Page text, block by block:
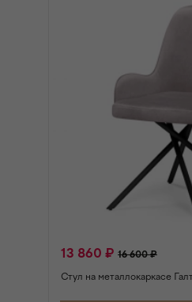
13 860 ₽ 16 600 ₽
Стул на металлокаркасе